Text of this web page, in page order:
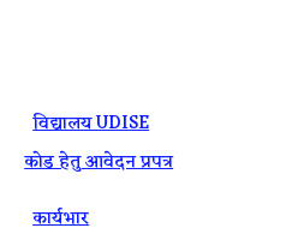
विद्यालय UDISE
कोड हेतु आवेदन प्रपत्र
कार्यभार